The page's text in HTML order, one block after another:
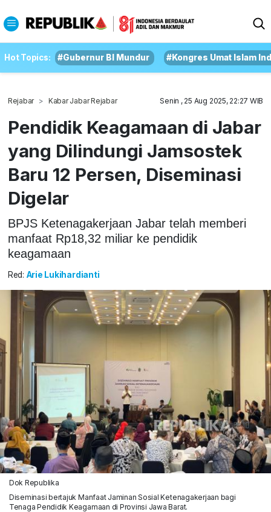
Hot Topics: #Gubernur BI Mundur #Kongres Umat Islam
Rejabar Kabar Jabar Rejabar Senin , 25 Aug 2025, 22:27 WIB
Pendidik Keagamaan di Jabar
yang Dilindungi Jamsostek
Baru 12 Persen, Diseminasi
Digelar
BPJS Ketenagakerjaan Jabar telah memberi
manfaat Rp18,32 miliar ke pendidik
keagamaan
Red: Arie Lukihardianti
Dok Republika
Diseminasi bertajuk Manfaat Jaminan Sosial Ketenagakerjaan bagi
Tenaga Pendidik Keagamaan di Provinsi Jawa Barat.